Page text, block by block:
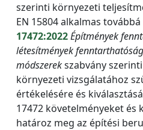
szerinti környezeti
EN 15804 alkalmas továbbá
17472:2022Építmények
létesítmények
módszerekszabvány
környezeti vizsgálatához
értékelésére és
17472 követelményeket
határoz meg az építési